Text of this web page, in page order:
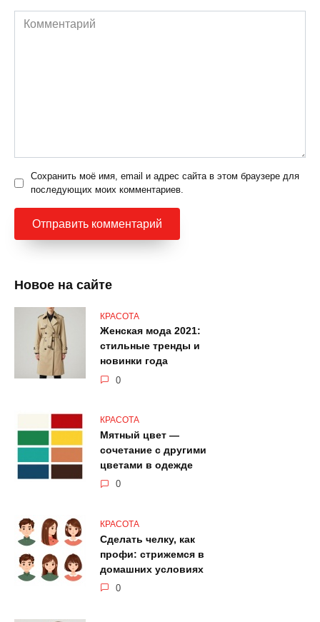
Комментарий
Сохранить моё имя, email и адрес сайта в этом браузере для
последующих моих комментариев.
Новое на сайте
КРАСОТА
Женская мода 2021:
стильные тренды и
новинки года
0
КРАСОТА
Мятный цвет —
сочетание с другими
цветами в одежде
0
КРАСОТА
Сделать челку, как
профи: стрижемся в
домашних условиях
0